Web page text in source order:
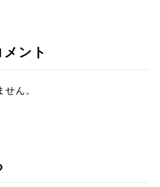
ント
ん。